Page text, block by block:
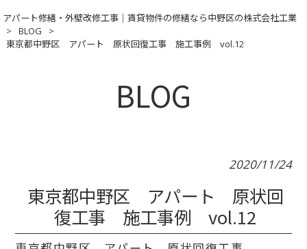
アパート修繕・外壁改修工事｜賃貸物件の修繕なら中野区の株式会社工業
>
BLOG
>
東京都中野区 アパート 原状回復工事 施工事例 vol.12
BLOG
2020/11/24
東京都中野区 アパート 原状回
復工事 施工事例 vol.12